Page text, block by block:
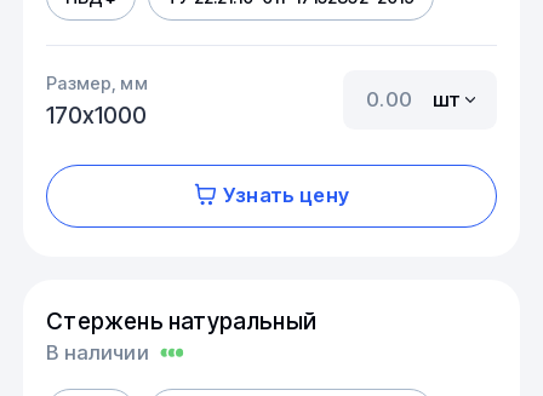
Размер, мм
170х1000
шт
Узнать цену
Стержень натуральный
В наличии